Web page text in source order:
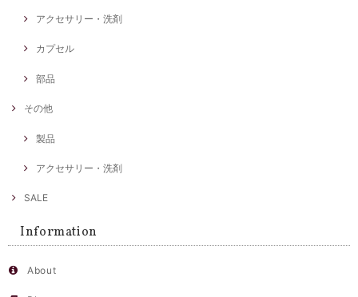
アクセサリー・洗剤
カプセル
部品
その他
製品
アクセサリー・洗剤
SALE
Information
About